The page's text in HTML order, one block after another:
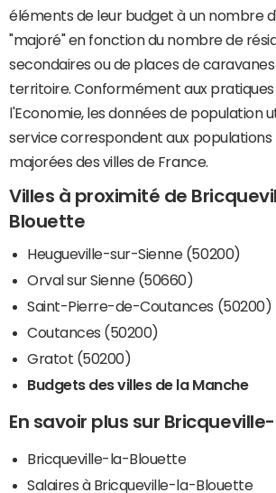
éléments de leur budget à un nombre
"majoré" en fonction du nombre de
secondaires ou de places de
territoire. Conformément aux pratiques
l'Economie, les données de population
service correspondent aux populations
majorées des villes de France.
Villes à proximité de
Blouette
Heugueville-sur-Sienne (50200)
Orval sur Sienne (50660)
Saint-Pierre-de-Coutances (50200)
Coutances (50200)
Gratot (50200)
Budgets des villes de la Manche
En savoir plus sur
Bricqueville-la-Blouette
Salaires à Bricqueville-la-Blouette